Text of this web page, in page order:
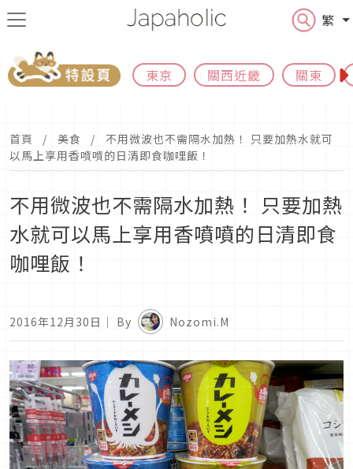
繁
東京 關西近畿 關東
首頁 美食
不用微波也不需隔水加熱！ 只要加熱水就可
以馬上享用香噴噴的日清即食咖哩飯！
不用微波也不需隔水加熱！ 只要加熱
水就可以馬上享用香噴噴的日清即食
咖哩飯！
2016年12月30日 ｜ By Nozomi.M